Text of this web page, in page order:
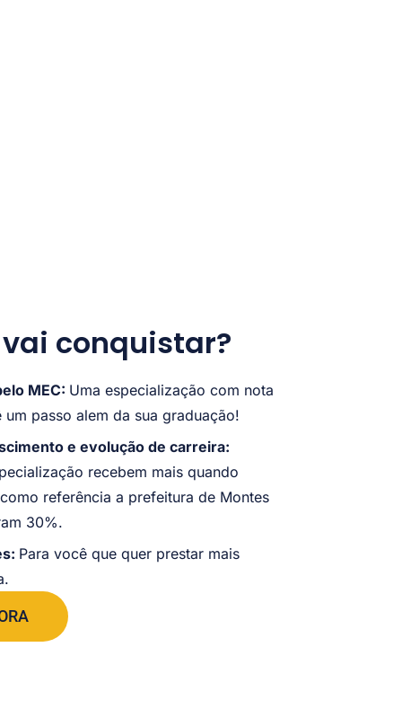
conquistar?
MEC: Uma especialização com nota
um passo alem da sua graduação!
e evolução de carreira:
recebem mais quando
referência a prefeitura de Montes
30%.
Para você que quer prestar mais